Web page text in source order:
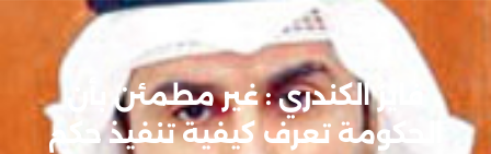
فايز الكندري : غير مطمئن بأن
الحكومة تعرف كيفية تنفيذ حكم